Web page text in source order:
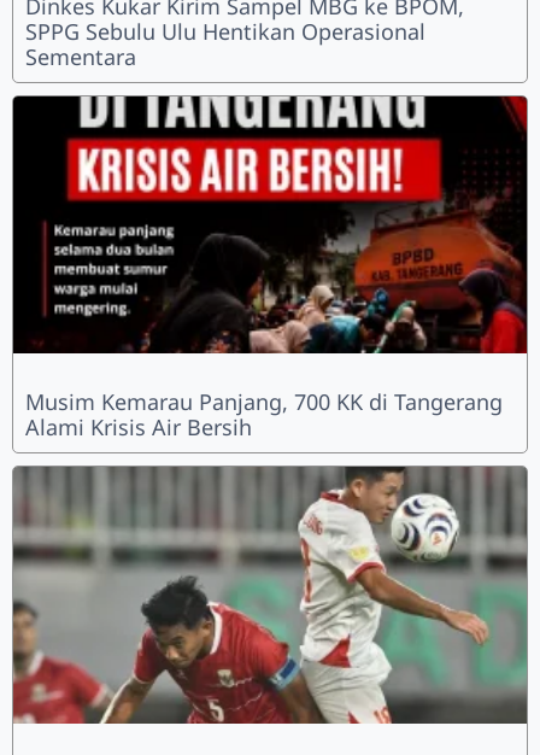
SPPG Sebulu Ulu Hentikan Operasional
Sementara
Musim Kemarau Panjang, 700 KK di Tangerang
Alami Krisis Air Bersih